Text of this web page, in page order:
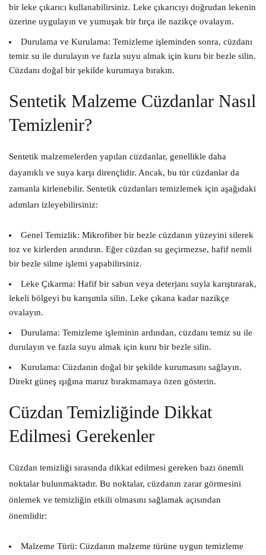
bir leke çıkarıcı kullanabilirsiniz. Leke çıkarıcıyı doğrudan lekenin
üzerine uygulayın ve yumuşak bir fırça ile nazikçe ovalayın.
Durulama ve Kurulama: Temizleme işleminden sonra, cüzdanı
temiz su ile durulayın ve fazla suyu almak için kuru bir bezle silin.
Cüzdanı doğal bir şekilde kurumaya bırakın.
Sentetik Malzeme Cüzdanlar Nasıl
Temizlenir?
Sentetik malzemelerden yapılan cüzdanlar, genellikle daha
dayanıklı ve suya karşı dirençlidir. Ancak, bu tür cüzdanlar da
zamanla kirlenebilir. Sentetik cüzdanları temizlemek için aşağıdaki
adımları izleyebilirsiniz:
Genel Temizlik: Mikrofiber bir bezle cüzdanın yüzeyini silerek
toz ve kirlerden arındırın. Eğer cüzdan su geçirmezse, hafif nemli
bir bezle silme işlemi yapabilirsiniz.
Leke Çıkarma: Hafif bir sabun veya deterjanı suyla karıştırarak,
lekeli bölgeyi bu karışımla silin. Leke çıkana kadar nazikçe
ovalayın.
Durulama: Temizleme işleminin ardından, cüzdanı temiz su ile
durulayın ve fazla suyu almak için kuru bir bezle silin.
Kurulama: Cüzdanın doğal bir şekilde kurumasını sağlayın.
Direkt güneş ışığına maruz bırakmamaya özen gösterin.
Cüzdan Temizliğinde Dikkat
Edilmesi Gerekenler
Cüzdan temizliği sırasında dikkat edilmesi gereken bazı önemli
noktalar bulunmaktadır. Bu noktalar, cüzdanın zarar görmesini
önlemek ve temizliğin etkili olmasını sağlamak açısından
önemlidir:
Malzeme Türü: Cüzdanın malzeme türüne uygun temizleme